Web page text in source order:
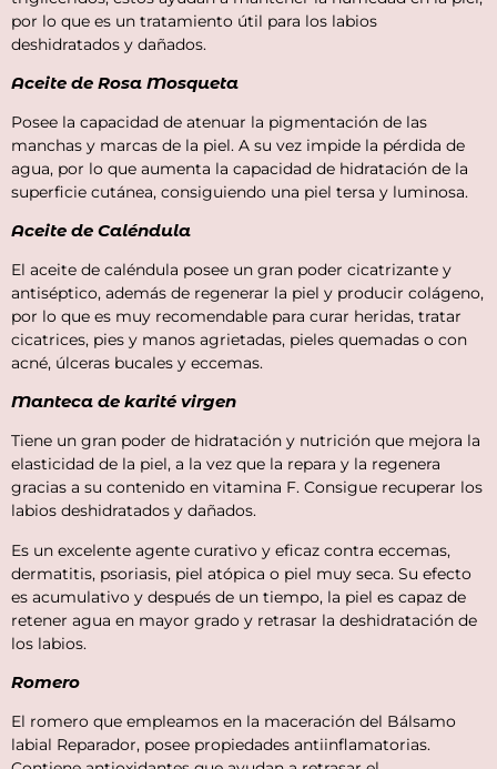
por lo que es un tratamiento útil para los labios
deshidratados y dañados.
Aceite de Rosa Mosqueta
Posee la capacidad de atenuar la pigmentación de las
manchas y marcas de la piel. A su vez impide la pérdida de
agua, por lo que aumenta la capacidad de hidratación de la
superficie cutánea, consiguiendo una piel tersa y luminosa.
Aceite de Caléndula
El aceite de caléndula posee un gran poder cicatrizante y
antiséptico, además de regenerar la piel y producir colágeno,
por lo que es muy recomendable para curar heridas, tratar
cicatrices, pies y manos agrietadas, pieles quemadas o con
acné, úlceras bucales y eccemas.
Manteca de karité virgen
Tiene un gran poder de hidratación y nutrición que mejora la
elasticidad de la piel, a la vez que la repara y la regenera
gracias a su contenido en vitamina F. Consigue recuperar los
labios deshidratados y dañados.
Es un excelente agente curativo y eficaz contra eccemas,
dermatitis, psoriasis, piel atópica o piel muy seca. Su efecto
es acumulativo y después de un tiempo, la piel es capaz de
retener agua en mayor grado y retrasar la deshidratación de
los labios.
Romero
El romero que empleamos en la maceración del Bálsamo
labial Reparador, posee propiedades antiinflamatorias.